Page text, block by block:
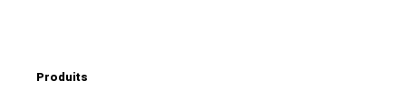
Produits